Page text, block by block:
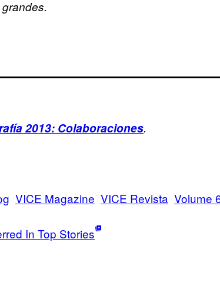
2013: Colaboraciones.
VICE Magazine VICE Revista Volume
In Top Stories